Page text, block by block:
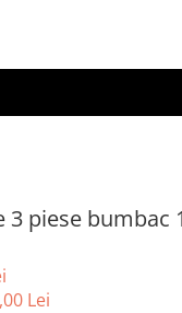
3 piese bumbac
Lei